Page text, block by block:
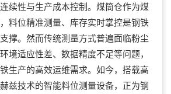
续性与生产成本控制。煤筒仓作为煤
料位精准测量、库存实时掌控是钢铁
撑。然而传统测量方式普遍面临粉尘
境适应性差、数据精度不足等问题，
生产的高效运维需求。如今，搭载高
兹技术的智能料位测量设备，正为钢